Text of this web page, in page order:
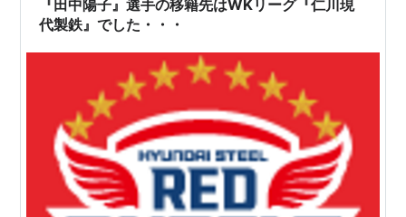
『田中陽子』選手の移籍先はWKリーグ『仁川現
代製鉄』でした・・・